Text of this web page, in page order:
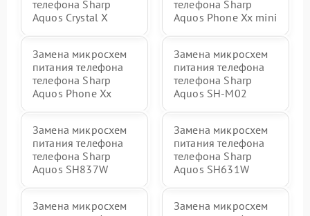
телефона Sharp
Aquos Crystal X
телефона Sharp
Aquos Phone Xx mini
Замена микросхем
питания телефона
телефона Sharp
Aquos Phone Xx
Замена микросхем
питания телефона
телефона Sharp
Aquos SH-M02
Замена микросхем
питания телефона
телефона Sharp
Aquos SH837W
Замена микросхем
питания телефона
телефона Sharp
Aquos SH631W
Замена микросхем
Замена микросхем